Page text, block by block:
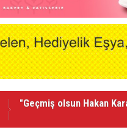
Lionel Messi'nin acı günü